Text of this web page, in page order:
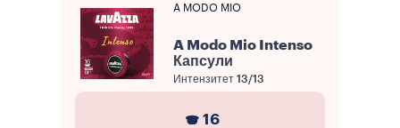
A MODO MIO
A Modo Mio Intenso
Капсули
Интензитет 13/13
16